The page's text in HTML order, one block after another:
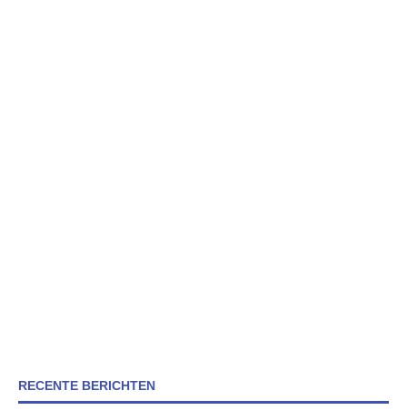
RECENTE BERICHTEN